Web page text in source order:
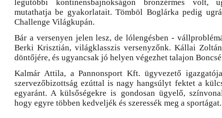
legutóbbi kontinensbajnokságon bronzérmes volt,
mutathatja be gyakorlatait. Tömböl Boglárka pedig
Challenge Világkupán.
Bár a versenyen jelen lesz, de lólengésben -
Berki Krisztián, világklasszis versenyzőnk. Kállai
döntőjére, és ugyancsak jó helyen végezhet talajon
Kalmár Attila, a Pannonsport Kft. ügyvezető
szervezőbizottság ezúttal is nagy hangsúlyt fektet a
egyaránt. A külsőségekre is gondosan ügyelő,
hogy egyre többen kedveljék és szeressék meg a sportágat.